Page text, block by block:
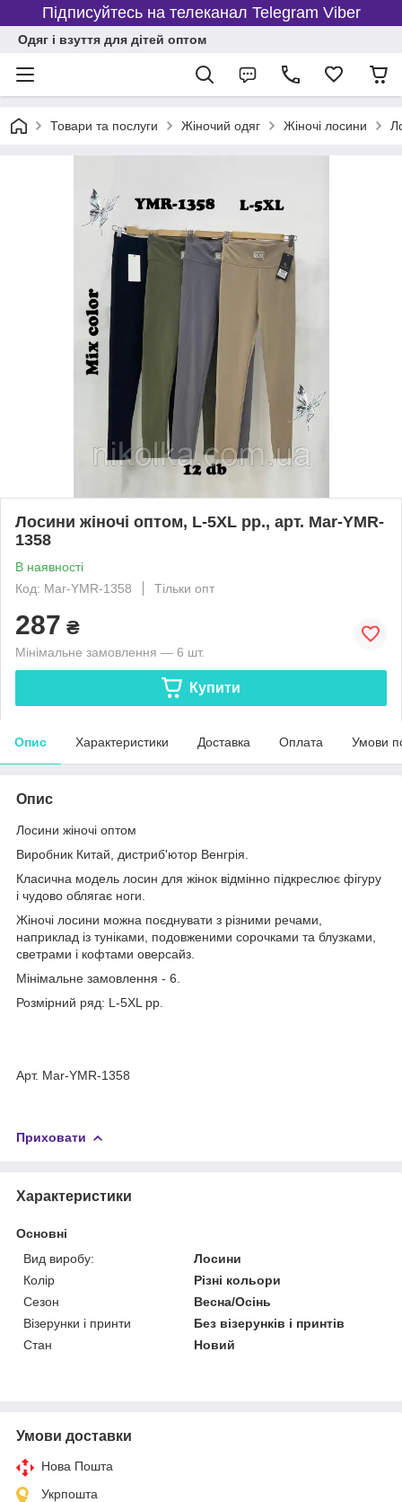
Підписуйтесь на телеканал Telegram Viber
Одяг і взуття для дітей оптом
Товари та послуги Жіночий одяг Жіночі лосини
Лосини жіночі оптом, L-5XL рр., арт. Mar-YMR-
1358
В наявності
Код: Mar-YMR-1358
Тільки опт
287 ₴
Мінімальне замовлення — 6 шт.
Купити
Опис Характеристики Доставка Оплата Умови
Опис
Лосини жіночі оптом
Виробник Китай, дистриб'ютор Венгрія.
Класична модель лосин для жінок відмінно підкреслює фігуру
і чудово облягає ноги.
Жіночі лосини можна поєднувати з різними речами,
наприклад із туніками, подовженими сорочками та блузками,
светрами і кофтами оверсайз.
Мінімальне замовлення - 6.
Розмірний ряд: L-5XL рр.
Арт. Mar-YMR-1358
Приховати
Характеристики
Основні
Вид виробу:
Лосини
Колір
Різні кольори
Сезон
Весна/Осінь
Візерунки і принти
Без візерунків і принтів
Стан
Новий
Умови доставки
Нова Пошта
Укрпошта